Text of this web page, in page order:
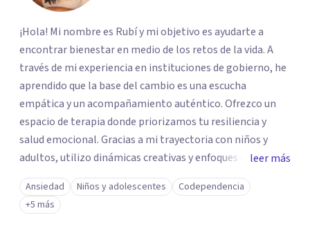
¡Hola! Mi nombre es Rubí y mi objetivo es ayudarte a
encontrar bienestar en medio de los retos de la vida. A
través de mi experiencia en instituciones de gobierno, he
aprendido que la base del cambio es una escucha
empática y un acompañamiento auténtico. ​Ofrezco un
espacio de terapia donde priorizamos tu resiliencia y
salud emocional. Gracias a mi trayectoria con niños y
adultos, utilizo dinámicas creativas y enfoques adaptados
a tus necesidades específicas. Estoy aquí para escucharte
y brindarte las herramientas necesarias para fortalecer
tu paz mental.
leer más
Ansiedad Niños y adolescentes
Codependencia
+5 más